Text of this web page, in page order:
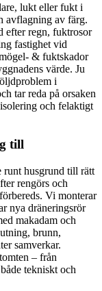
lukt eller fukt i
avflagning av färg.
efter regn, fuktrosor
fastighet vid
& fuktskador
värde. Ju
i
tar reda på orsaken
och felaktigt
till
runt husgrund till rätt
rengörs och
Vi monterar
nya dräneringsrör
makadam och
brunn,
samverkar.
– från
tekniskt och